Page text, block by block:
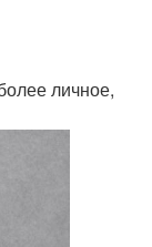
личное,